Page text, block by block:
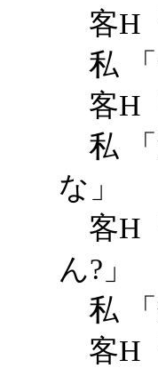
客H
私 「
客H
私 「
な」
客H
ん?」
私 「
客H